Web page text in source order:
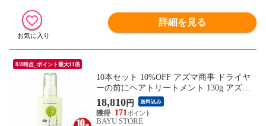
詳細を見る
8/8時点_ポイント最大11倍
10本セット 10%OFF アズマ商事 ドライヤ
ーの前にヘアトリートメント 130g アズマ
商事 旅美人 ヘアケア トリートメント 洗い
流さないトリートメント ヘアトリートメン
ト ヘアミルク 旅美人トリートメント アズ
18,810円 送料込み
171
BAYU STORE